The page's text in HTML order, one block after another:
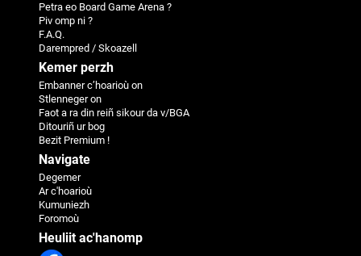
Petra eo Board Game Arena ?
Piv omp ni ?
F.A.Q.
Darempred / Skoazell
Kemer perzh
Embanner c’hoarioù on
Stlenneger on
Faot a ra din reiñ sikour da v/BGA
Ditouriñ ur bog
Bezit Premium !
Navigate
Degemer
Ar c'hoarioù
Kumuniezh
Foromoù
Heuliit ac'hanomp